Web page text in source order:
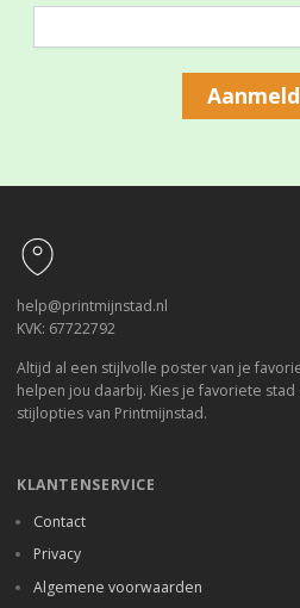
help@printmijnstad.nl
KVK: 67722792
Altijd al een stijlvolle poster van je
helpen jou daarbij. Kies je favoriete stad
stijlopties van Printmijnstad.
KLANTENSERVICE
Contact
Privacy
Algemene voorwaarden